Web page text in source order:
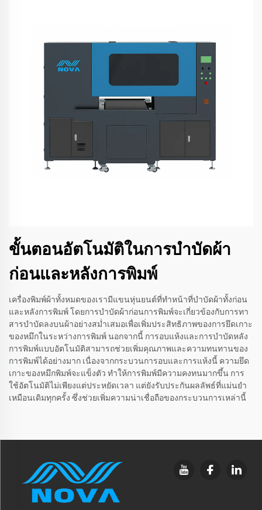
ขั้นตอนอัตโนมัติในการบำบัดผ้า
ก่อนและหลังการพิมพ์
เครื่องพิมพ์ผ้าทั้งหมดของเรามีแขนหุ่นยนต์ที่ทำหน้าที่บำบัดผ้าทั้งก่อน
และหลังการพิมพ์ โดยการบำบัดผ้าก่อนการพิมพ์จะเกี่ยวข้องกับการทา
สารบำบัดลงบนผ้าอย่างสม่ำเสมอเพื่อเพิ่มประสิทธิภาพของการยึดเกาะ
ของหมึกในระหว่างการพิมพ์ นอกจากนี้ การอบแห้งและการบำบัดหลัง
การพิมพ์แบบอัตโนมัติสามารถช่วยเพิ่มคุณภาพและความทนทานของ
การพิมพ์ได้อย่างมาก เนื่องจากกระบวนการอบและการแห้งนี้ ความยึด
เกาะของหมึกพิมพ์จะแข็งตัว ทำให้การพิมพ์มีความคงทนมากขึ้น การ
ใช้อัตโนมัติไม่เพียงแต่ประหยัดเวลา แต่ยังรับประกันผลลัพธ์ที่แม่นยำ
เหมือนเดิมทุกครั้ง ซึ่งช่วยเพิ่มความน่าเชื่อถือของกระบวนการเหล่านี้